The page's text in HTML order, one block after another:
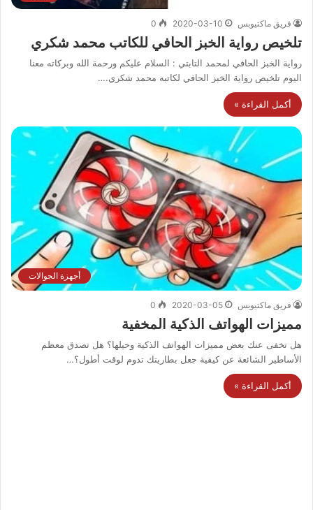
فريق ماكتيوبس 2020-03-10
0
تلخيص رواية الخبز الحافي للكاتب محمد شكري
رواية الخبز الحافي لمحمد التابتي : السلام عليكم ورحمة الله وبركاته معنا
اليوم تلخيص رواية الخبز الحافي لكاتبه محمد شكري.…
أكمل القراءة »
أجهزة الجوالات
فريق ماكتيوبس 2020-03-05
0
مميزات الهواتف الذكية المخفية
هل تخفى عنك بعض مميزات الهواتف الذكية وحيلها؟ هل تصدق معظم
الأساطير الشائعة عن كيفية جعل بطاريتك تدوم لوقت أطول؟…
أكمل القراءة »